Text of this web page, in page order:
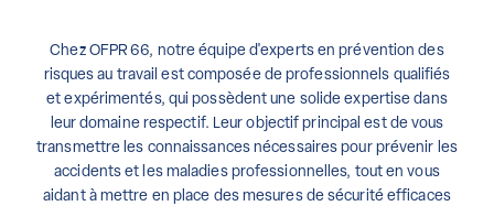
Chez OFPR 66, notre équipe d'experts en prévention des
risques au travail est composée de professionnels qualifiés
et expérimentés, qui possèdent une solide expertise dans
leur domaine respectif. Leur objectif principal est de vous
transmettre les connaissances nécessaires pour prévenir les
accidents et les maladies professionnelles, tout en vous
aidant à mettre en place des mesures de sécurité efficaces